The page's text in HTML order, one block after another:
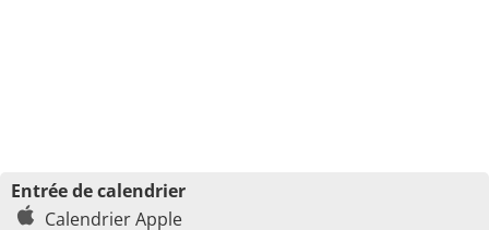
Entrée de calendrier
Calendrier Apple